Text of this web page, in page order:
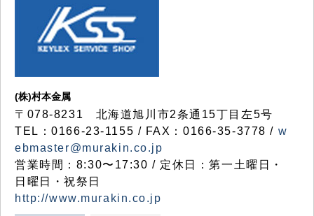
(株)村本金属
〒078-8231 北海道旭川市2条通15丁目左5号
TEL：0166-23-1155 / FAX：0166-35-3778 / w
ebmaster@murakin.co.jp
営業時間：8:30〜17:30 / 定休日：第一土曜日・
日曜日・祝祭日
http://www.murakin.co.jp